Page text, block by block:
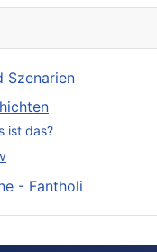
Szenarien
ist das?
- Fantholi